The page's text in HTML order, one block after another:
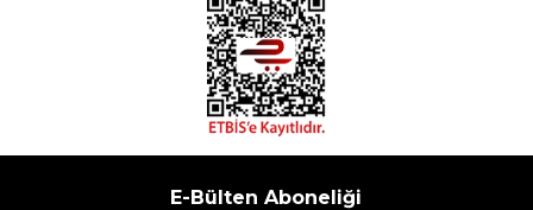
E-Bülten Aboneliği